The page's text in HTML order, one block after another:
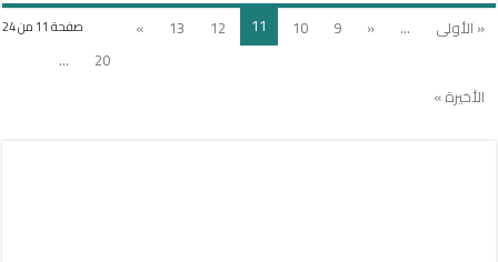
صفحة 11 من 24 « الأولى ...
«
9
10
11
12
13
»
20
...
الأخيرة »